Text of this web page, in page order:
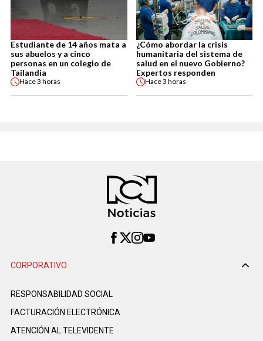
Estudiante de 14 años mata a
sus abuelos y a cinco
personas en un colegio de
Tailandia
Hace3 horas
¿Cómo abordar la crisis
humanitaria del sistema de
salud en el nuevo Gobierno?
Expertos responden
Hace3 horas
CORPORATIVO
RESPONSABILIDAD SOCIAL
FACTURACIÓN ELECTRÓNICA
ATENCIÓN AL TELEVIDENTE